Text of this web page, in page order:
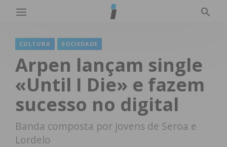
CULTURA SOCIEDADE
Arpen lançam single
«Until I Die» e fazem
sucesso no digital
Banda composta por jovens de Seroa e
Lordelo